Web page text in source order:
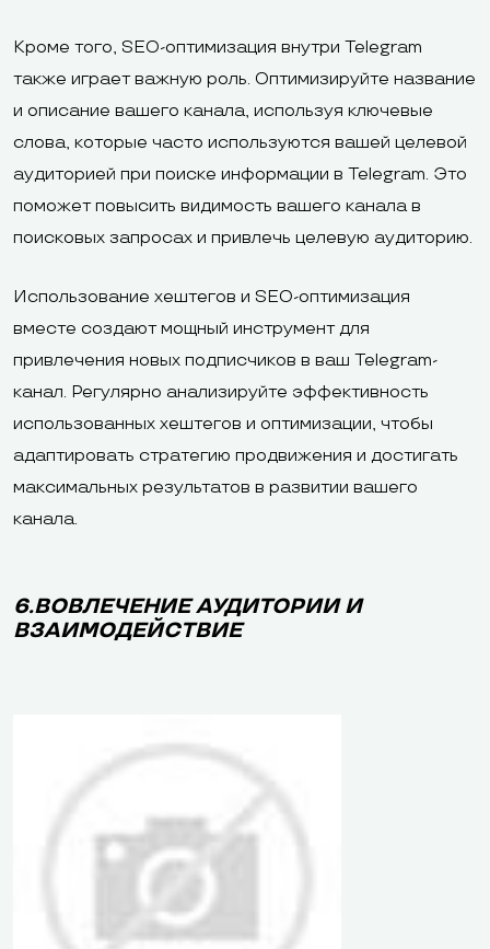
Кроме того, SEO-оптимизация внутри Telegram
также играет важную роль. Оптимизируйте название
и описание вашего канала, используя ключевые
слова, которые часто используются вашей целевой
аудиторией при поиске информации в Telegram. Это
поможет повысить видимость вашего канала в
поисковых запросах и привлечь целевую аудиторию.
Использование хештегов и SEO-оптимизация
вместе создают мощный инструмент для
привлечения новых подписчиков в ваш Telegram-
канал. Регулярно анализируйте эффективность
использованных хештегов и оптимизации, чтобы
адаптировать стратегию продвижения и достигать
максимальных результатов в развитии вашего
канала.
6.ВОВЛЕЧЕНИЕ АУДИТОРИИ И
ВЗАИМОДЕЙСТВИЕ